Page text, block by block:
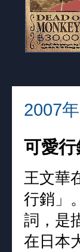
2007
可愛行
王文華
行銷」
詞，是
在日本